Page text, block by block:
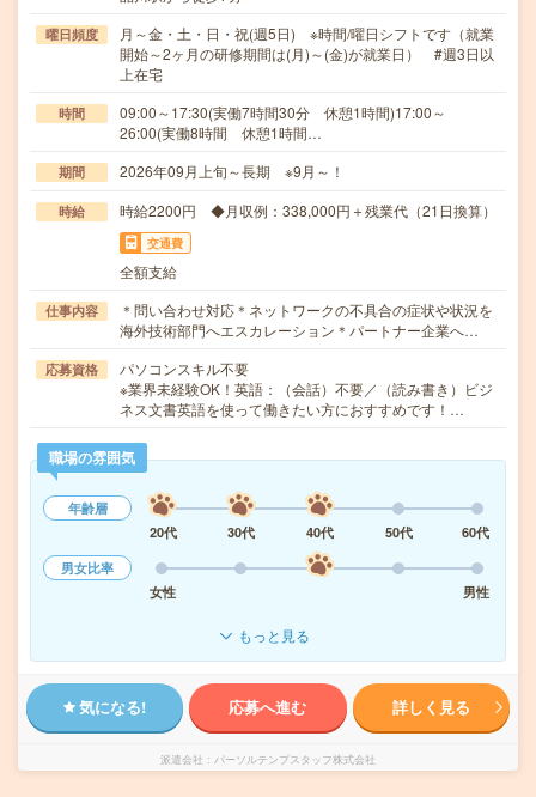
曜日頻度
月～金・土・日・祝(週5日) ※時間/曜日シフトです（就業
開始～2ヶ月の研修期間は(月)～(金)が就業日） #週3日以
上在宅
時間
09:00～17:30(実働7時間30分 休憩1時間)17:00～
26:00(実働8時間 休憩1時間…
期間 2026年09月上旬～長期 ※9月～！
時給 時給2200円 ◆月収例：338,000円＋残業代（21日換算）
交通費
全額支給
仕事内容
＊問い合わせ対応＊ネットワークの不具合の症状や状況を
海外技術部門へエスカレーション＊パートナー企業へ…
応募資格
パソコンスキル不要
※業界未経験OK！英語：（会話）不要／（読み書き）ビジ
ネス文書英語を使って働きたい方におすすめです！…
職場の雰囲気
年齢層
20代
30代 40代 50代
60代
男女比率
女性
男性
もっと見る
気になる! 応募へ進む 詳しく見る
派遣会社 パーソルテンプスタッフ株式会社